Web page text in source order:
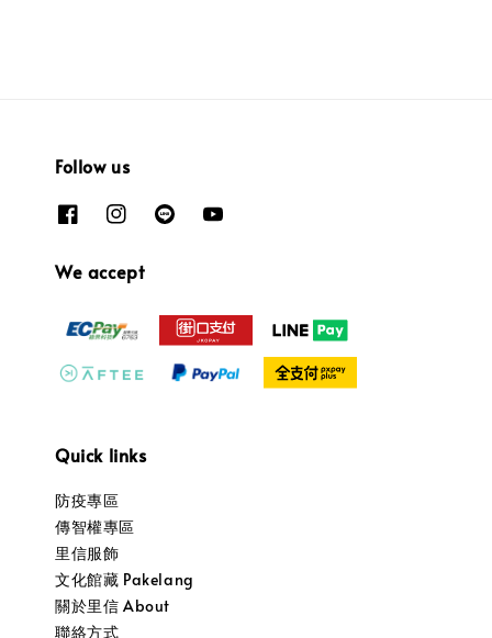
Follow us
We accept
Quick links
防疫專區
傳智權專區
里信服飾
文化館藏 Pakelang
關於里信 About
聯絡方式